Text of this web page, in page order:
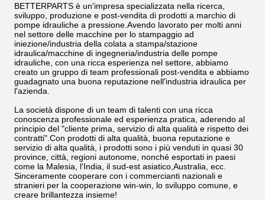
BETTERPARTS è un'impresa specializzata nella ricerca,
sviluppo, produzione e post-vendita di prodotti a marchio di
pompe idrauliche a pressione.Avendo lavorato per molti anni
nel settore delle macchine per lo stampaggio ad
iniezione/industria della colata a stampa/stazione
idraulica/macchine di ingegneria/industria delle pompe
idrauliche, con una ricca esperienza nel settore, abbiamo
creato un gruppo di team professionali post-vendita e abbiamo
guadagnato una buona reputazione nell'industria idraulica per
l'azienda.
La società dispone di un team di talenti con una ricca
conoscenza professionale ed esperienza pratica, aderendo al
principio del "cliente prima, servizio di alta qualità e rispetto dei
contratti".Con prodotti di alta qualità, buona reputazione e
servizio di alta qualità, i prodotti sono i più venduti in quasi 30
province, città, regioni autonome, nonché esportati in paesi
come la Malesia, l'India, il sud-est asiatico,Australia, ecc.
Sinceramente cooperare con i commercianti nazionali e
stranieri per la cooperazione win-win, lo sviluppo comune, e
creare brillantezza insieme!